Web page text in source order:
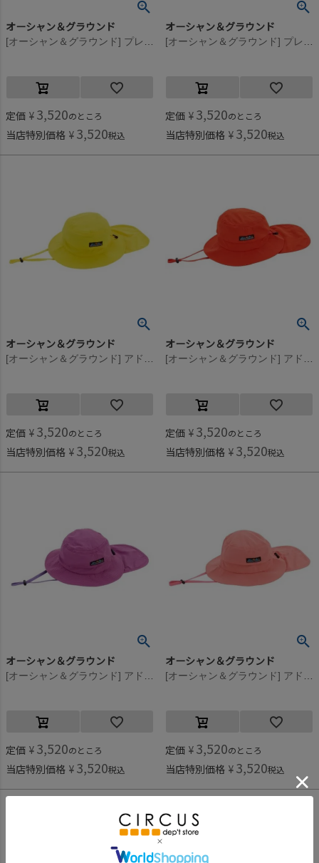
オーシャン＆グラウンド
定価 ¥ 3,520のところ
当店特別価格 ¥ 3,520税込
オーシャン＆グラウンド
定価 ¥ 3,520のところ
当店特別価格 ¥ 3,520税込
オーシャン＆グラウンド
定価 ¥ 3,520のところ
当店特別価格 ¥ 3,520税込
オーシャン＆グラウンド
定価 ¥ 3,520のところ
当店特別価格 ¥ 3,520税込
オーシャン＆グラウンド
定価 ¥ 3,520のところ
当店特別価格 ¥ 3,520税込
オーシャン＆グラウンド
定価 ¥ 3,520のところ
当店特別価格 ¥ 3,520税込